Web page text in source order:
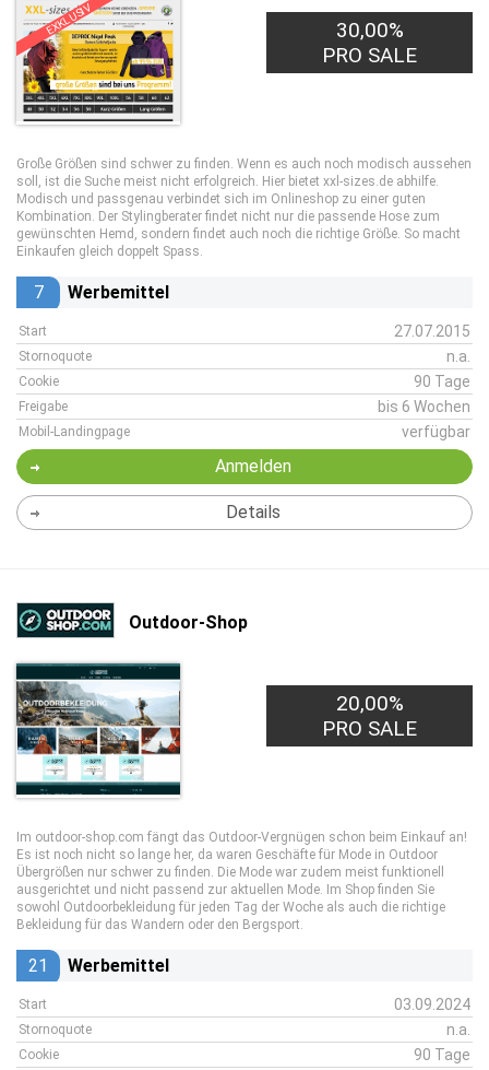
EXKLUSIV
30,00%
PRO SALE
Große Größen sind schwer zu finden. Wenn es auch noch modisch aussehen
soll, ist die Suche meist nicht erfolgreich. Hier bietet xxl-sizes.de abhilfe.
Modisch und passgenau verbindet sich im Onlineshop zu einer guten
Kombination. Der Stylingberater findet nicht nur die passende Hose zum
gewünschten Hemd, sondern findet auch noch die richtige Größe. So macht
Einkaufen gleich doppelt Spass.
7 Werbemittel
Start 27.07.2015
Stornoquote n.a.
Cookie 90 Tage
Freigabe bis 6 Wochen
Mobil-Landingpage verfügbar
Anmelden
Details
Outdoor-Shop
20,00%
PRO SALE
Im outdoor-shop.com fängt das Outdoor-Vergnügen schon beim Einkauf an!
Es ist noch nicht so lange her, da waren Geschäfte für Mode in Outdoor
Übergrößen nur schwer zu finden. Die Mode war zudem meist funktionell
ausgerichtet und nicht passend zur aktuellen Mode. Im Shop finden Sie
sowohl Outdoorbekleidung für jeden Tag der Woche als auch die richtige
Bekleidung für das Wandern oder den Bergsport.
21 Werbemittel
Start 03.09.2024
Stornoquote n.a.
Cookie 90 Tage